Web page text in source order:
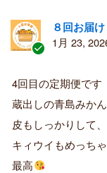
証
済
み
購
者
８回お届
1月 23,
4回目の定期便です
蔵出しの青島みかん
皮もしっかりして
キィウイもめっち
最高